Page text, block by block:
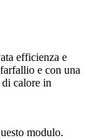
efficienza e
e con una
calore in
modulo.